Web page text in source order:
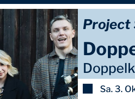
Project
Sa. 3.